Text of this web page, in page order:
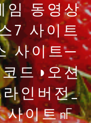
동영상
7 사이트
사이트─
드◑오션
인버전_
사이트㎋